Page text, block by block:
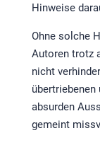
Hinweise
Ohne solche
Autoren trotz
nicht
absurden
gemeint